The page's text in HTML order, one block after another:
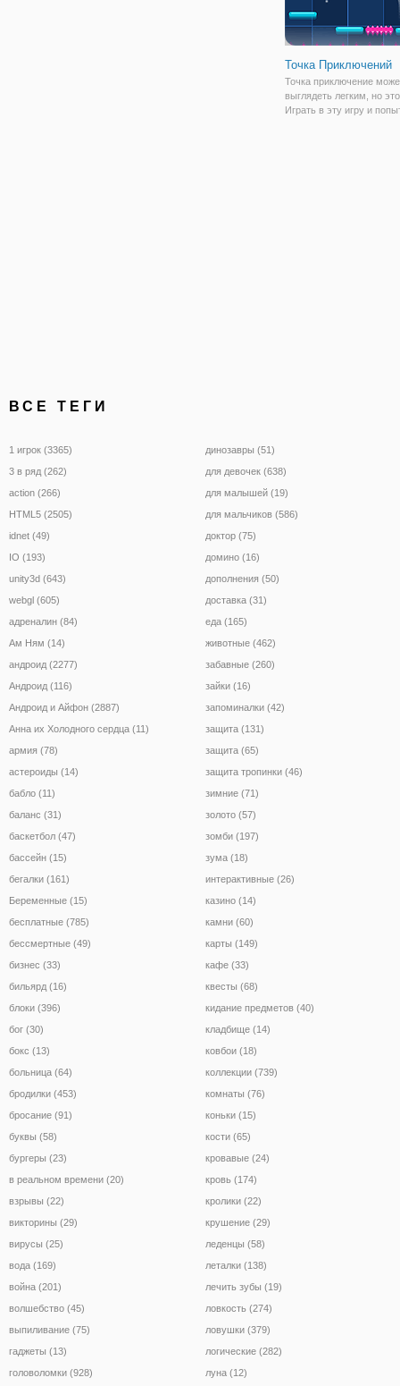
Точка Приключений
Точка приключение
выглядеть легким, но
Играть в эту игру и
ВСЕ ТЕГИ
1 игрок (3365)
3 в ряд (262)
action (266)
HTML5 (2505)
idnet (49)
IO (193)
unity3d (643)
webgl (605)
адреналин (84)
Ам Ням (14)
андроид (2277)
Андроид (116)
Андроид и Айфон (2887)
Анна их Холодного сердца (11)
армия (78)
астероиды (14)
бабло (11)
баланс (31)
баскетбол (47)
бассейн (15)
бегалки (161)
Беременные (15)
бесплатные (785)
бессмертные (49)
бизнес (33)
бильярд (16)
блоки (396)
бог (30)
бокс (13)
больница (64)
бродилки (453)
бросание (91)
буквы (58)
бургеры (23)
в реальном времени (20)
взрывы (22)
викторины (29)
вирусы (25)
вода (169)
война (201)
волшебство (45)
выпиливание (75)
гаджеты (13)
головоломки (928)
динозавры (51)
для девочек (638)
для малышей (19)
для мальчиков (586)
доктор (75)
домино (16)
дополнения (50)
доставка (31)
еда (165)
животные (462)
забавные (260)
зайки (16)
запоминалки (42)
защита (131)
защита (65)
защита тропинки (46)
зимние (71)
золото (57)
зомби (197)
зума (18)
интерактивные (26)
казино (14)
камни (60)
карты (149)
кафе (33)
квесты (68)
кидание предметов (40)
кладбище (14)
ковбои (18)
коллекции (739)
комнаты (76)
коньки (15)
кости (65)
кровавые (24)
кровь (174)
кролики (22)
крушение (29)
леденцы (58)
леталки (138)
лечить зубы (19)
ловкость (274)
ловушки (379)
логические (282)
луна (12)